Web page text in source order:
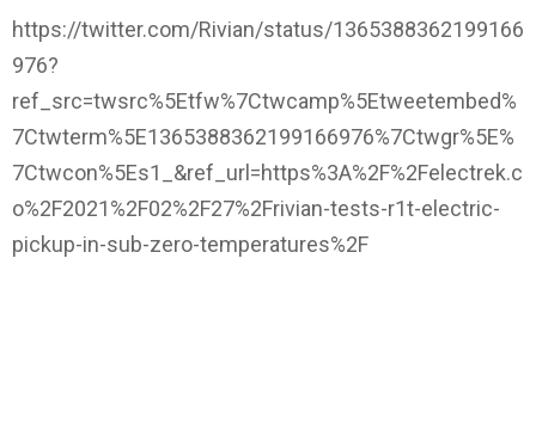
https://twitter.com/Rivian/status/1365388362199166
976?
ref_src=twsrc%5Etfw%7Ctwcamp%5Etweetembed%
7Ctwterm%5E1365388362199166976%7Ctwgr%5E%
7Ctwcon%5Es1_&ref_url=https%3A%2F%2Felectrek.c
o%2F2021%2F02%2F27%2Frivian-tests-r1t-electric-
pickup-in-sub-zero-temperatures%2F